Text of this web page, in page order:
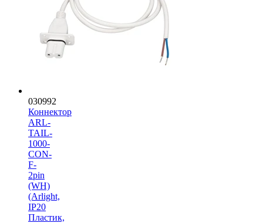
030992
Коннектор
ARL-
TAIL-
1000-
CON-
F-
2pin
(WH)
(Arlight,
IP20
Пластик,